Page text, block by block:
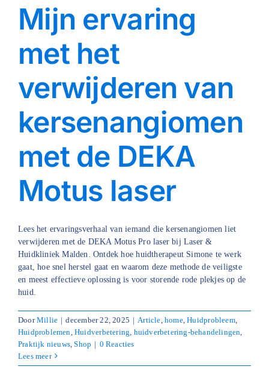
Mijn ervaring
met het
verwijderen van
kersenangiomen
met de DEKA
Motus laser
Lees het ervaringsverhaal van iemand die kersenangiomen liet
verwijderen met de DEKA Motus Pro laser bij Laser &
Huidkliniek Malden. Ontdek hoe huidtherapeut Simone te werk
gaat, hoe snel herstel gaat en waarom deze methode de veiligste
en meest effectieve oplossing is voor storende rode plekjes op de
huid.
DoorMillie | december 22, 2025 | Article ,home,Huidprobleem,
Huidproblemen ,Huidverbetering huidverbetering-behandelingen
Praktijk nieuws ,Shop | 0 Reacties
Lees meer